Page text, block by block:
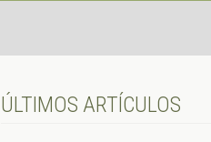
ÚLTIMOS ARTÍCULOS